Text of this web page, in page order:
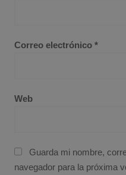
Correo electrónico *
Web
Guarda mi nombre,
navegador para la próxima